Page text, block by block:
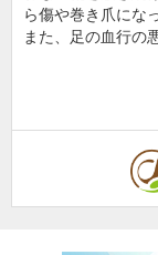
ら傷や巻き爪にな
また、足の血行の